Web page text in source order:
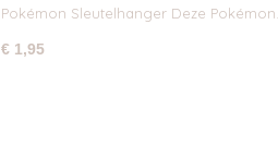
Pokémon Sleutelhanger Deze Pokémon…
€ 1,95